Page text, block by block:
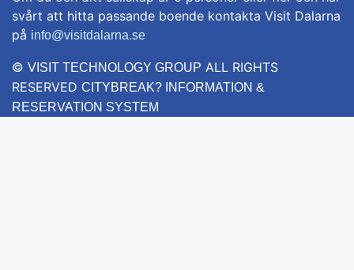
svårt att hitta passande boende kontakta Visit Dalarna
på info@visitdalarna.se
© VISIT TECHNOLOGY GROUP ALL RIGHTS
RESERVED CITYBREAK? INFORMATION &
RESERVATION SYSTEM